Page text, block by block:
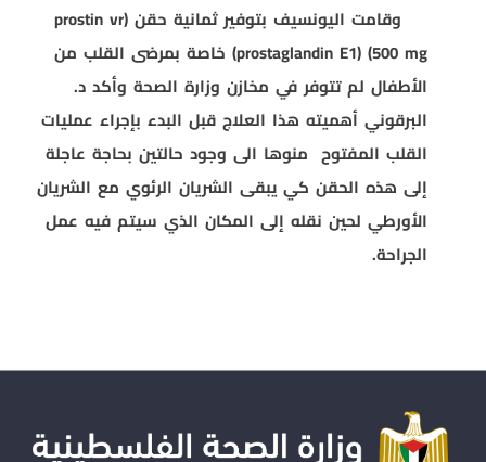
وقامت اليونسيف بتوفير ثمانية حقن (prostin vr
500 mg
) (
prostaglandin E1) خاصة بمرضى القلب من
الأطفال لم تتوفر في مخازن وزارة الصحة وأكد د.
البرقوني أهميته هذا العلاج قبل البدء بإجراء عمليات
القلب المفتوح منوها الى وجود حالتين بحاجة عاجلة
إلى هذه الحقن كي يبقى الشريان الرئوي مع الشريان
الأورطي لحين نقله إلى المكان الذي سيتم فيه عمل
الجراحة.